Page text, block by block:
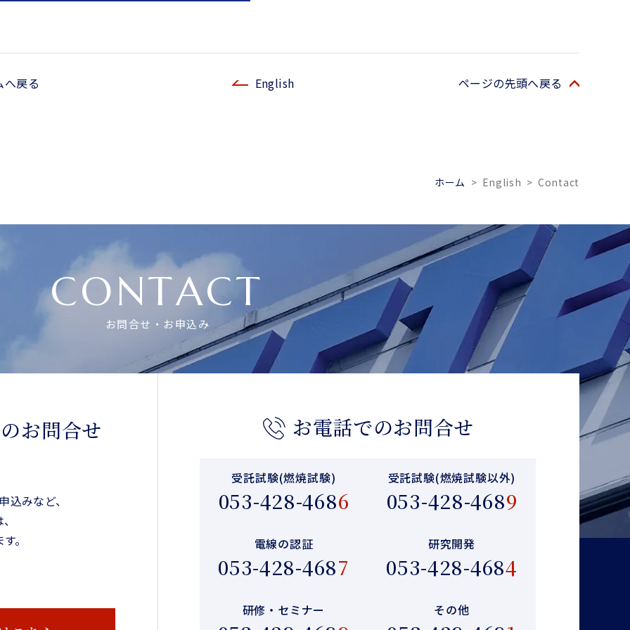
English
へ戻る ページの先頭へ戻る
ホーム > English >Contact
CONTACT
お問合せ・お申込み
お問合せ
込みなど、
。
お電話でのお問合せ
受託試験(燃焼試験)
053-428-4686
受託試験(燃焼試験以外)
053-428-4689
電線の認証
053-428-4687
研究開発
053-428-4684
研修・ セミナー その他